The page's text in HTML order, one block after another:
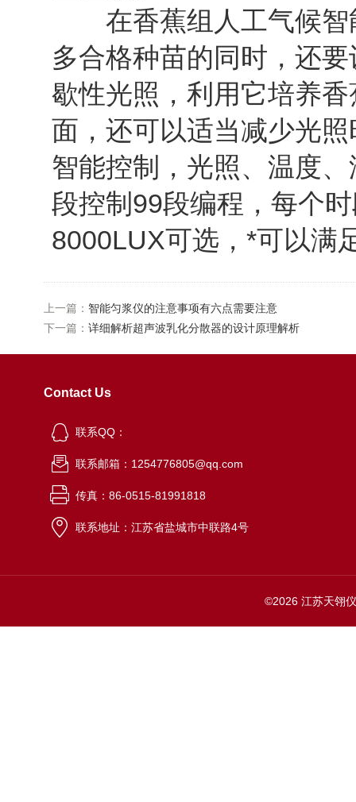
在香蕉组人工气候智
多合格种苗的同时，还
歇性光照，利用它培养
面，还可以适当减少光
智能控制，光照、温度
段控制99段编程，每个
8000LUX可选，*可以满
上一篇： 智能匀浆仪的注意事项有六点需要注意
下一篇： 详细解析超声波乳化分散器的设计原理解析
Contact Us
联系QQ：
联系邮箱：1254776805@qq.com
传真：86-0515-81991818
联系地址：江苏省盐城市中联路4号
©2026 江苏天翎